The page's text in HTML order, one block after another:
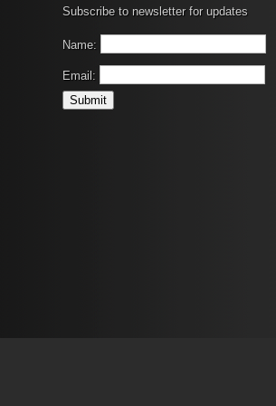
Subscribe to newsletter for updates
Name:
Email: